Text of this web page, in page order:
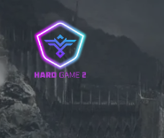
al
contenido